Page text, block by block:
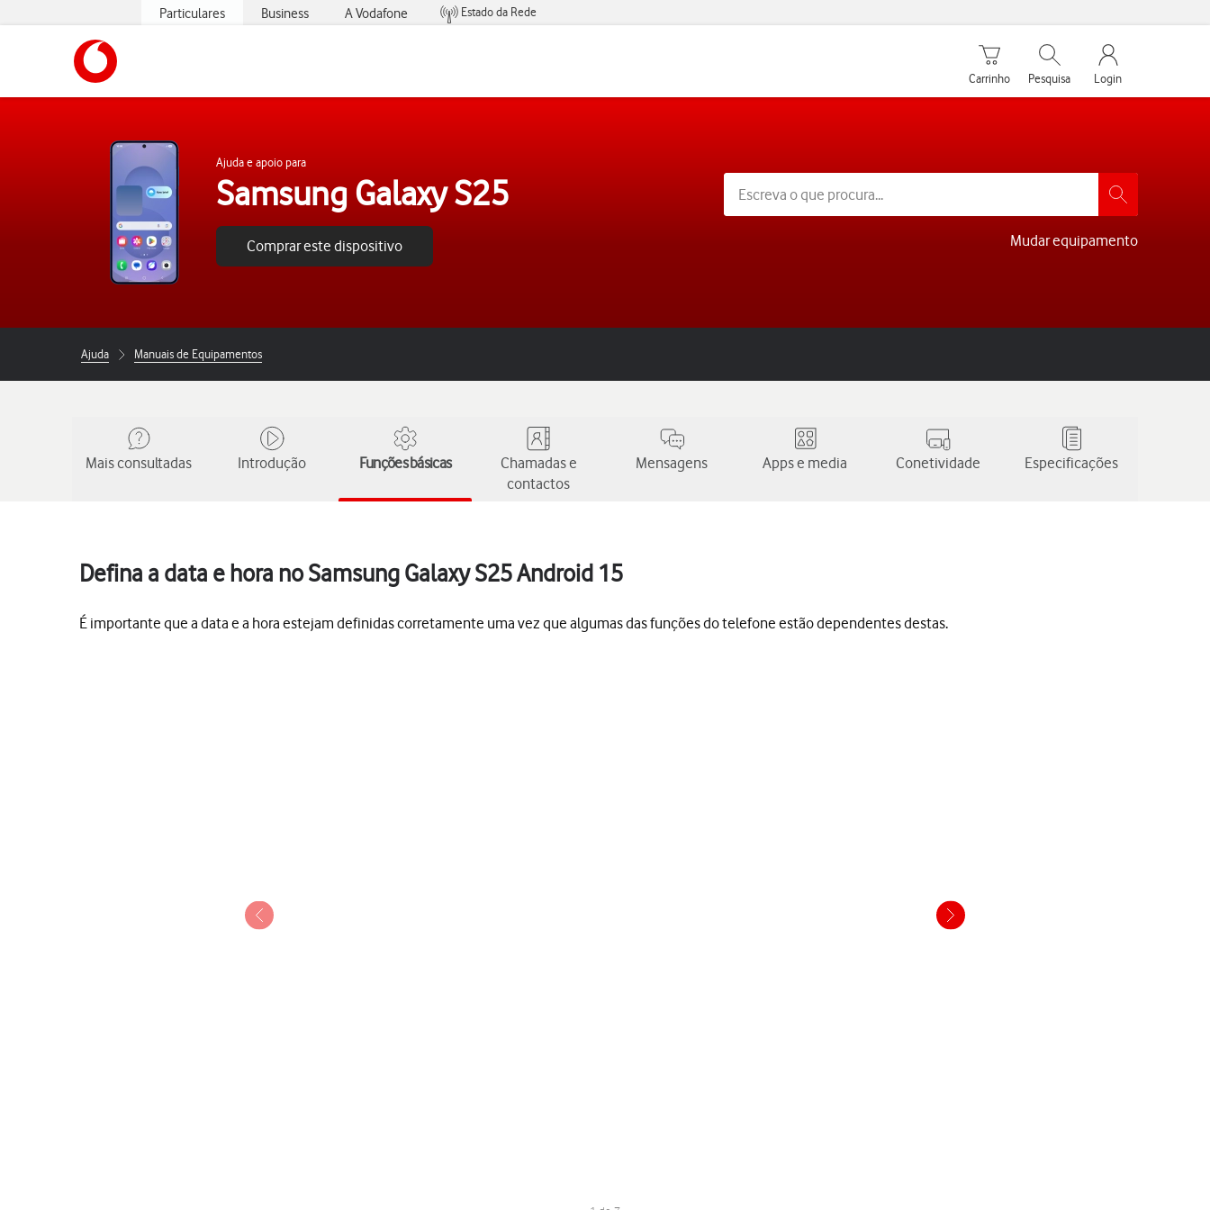
Particulares Business A Vodafone
Estado da Rede
Carrinho de compras
Carrinho
Pesquisar
Pesquisa
My Vodafone
Login
Ajuda e apoio para
Samsung Galaxy S25
Comprar este dispositivo Mudar equipamento
Ajuda Manuais de Equipamentos
Mais consultadas Introdução Funções básicas
Chamadas e
contactos
Mensagens Apps e media Conetividade Especificações
Defina a data e hora no Samsung Galaxy S25 Android 15
É importante que a data e a hora estejam definidas corretamente uma vez que algumas das funções do telefone estão dependentes destas.